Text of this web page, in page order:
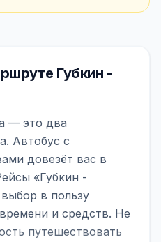
Губкин -
— это два
Автобус с
довезёт вас в
«Губкин -
в пользу
и средств. Не
путешествовать